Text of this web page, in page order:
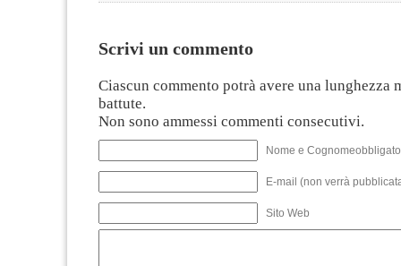
Scrivi un commento
Ciascun commento potrà avere una lunghezza
battute.
Non sono ammessi commenti consecutivi.
Nome e
E-mail (non verrà
Sito Web